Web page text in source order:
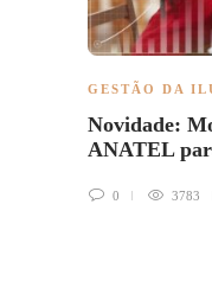
GESTÃO DA
Novidade:
ANATEL
0 3783